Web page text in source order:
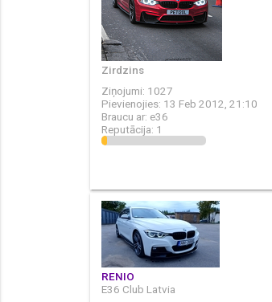
Zirdzins
Ziņojumi: 1027
Pievienojies: 13 Feb 2012, 21:10
Braucu ar: e36
Reputācija: 1
RENIO
E36 Club Latvia